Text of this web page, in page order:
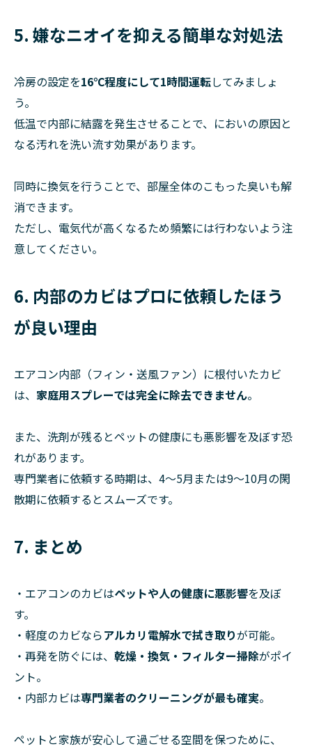
5. 嫌なニオイを抑える簡単な対処法
冷房の設定を16℃程度にして1時間運転してみましょ
う。
低温で内部に結露を発生させることで、においの原因と
なる汚れを洗い流す効果があります。
同時に換気を行うことで、部屋全体のこもった臭いも解
消できます。
ただし、電気代が高くなるため頻繁には行わないよう注
意してください。
6. 内部のカビはプロに依頼したほう
が良い理由
エアコン内部（フィン・送風ファン）に根付いたカビ
は、 家庭用スプレーでは完全に除去できません。
また、洗剤が残るとペットの健康にも悪影響を及ぼす恐
れがあります。
専門業者に依頼する時期は、4〜5月または9〜10月の閑
散期に依頼するとスムーズです。
7. まとめ
・エアコンのカビはペットや人の健康に悪影響を及ぼ
す。
・軽度のカビならアルカリ電解水で拭き取りが可能。
・再発を防ぐには、 乾燥・換気・フィルター掃除がポイ
ント。
・内部カビは専門業者のクリーニングが最も確実。
ペットと家族が安心して過ごせる空間を保つために、